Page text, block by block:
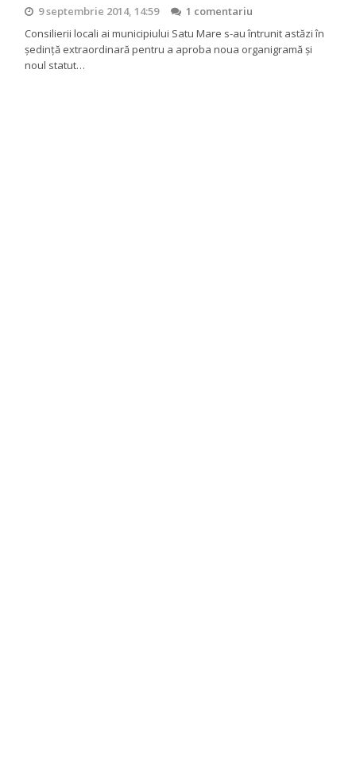
9 septembrie 2014, 14:59
1 comentariu
Consilierii locali ai municipiului Satu Mare s-au întrunit astăzi în
şedinţă extraordinară pentru a aproba noua organigramă şi
noul statut…